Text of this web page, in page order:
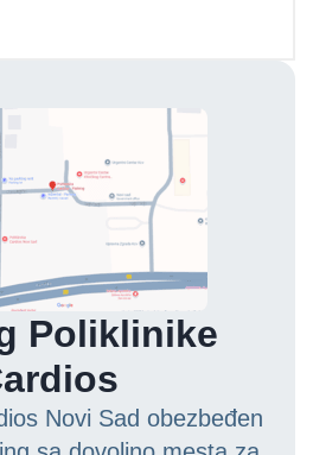
Poliklinike
Novi Sad obezbeđen